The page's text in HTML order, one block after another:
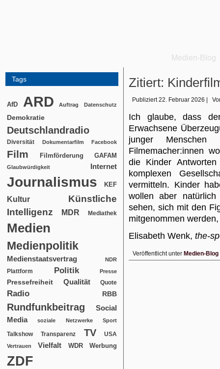
Medien-Blog
Tags
AfD ARD Auftrag Datenschutz
Demokratie
Deutschlandradio
Diversität Dokumentarfilm Facebook
Film Filmförderung GAFAM
Glaubwürdigkeit Internet
Journalismus KEF
Kultur
Künstliche
Intelligenz
MDR Mediathek
Medien
Medienpolitik
Medienstaatsvertrag NDR
Plattform Politik Presse
Pressefreiheit Qualität Quote
Radio RBB
Rundfunkbeitrag
Social
Media
soziale Netzwerke Sport
Talkshow Transparenz TV USA
Vertrauen Vielfalt WDR Werbung
ZDF
Zitiert:
Publiziert 22. Februar 2026
Ich glaube, dass
Erwachsene
junger Menschen
Filmemacher:innen
die Kinder
komplexen
vermitteln. Kinder
wollen aber
sehen, sich mit den
mitgenommen
Elisabeth Wenk, the-
Veröffentlicht unter Medien-Blog